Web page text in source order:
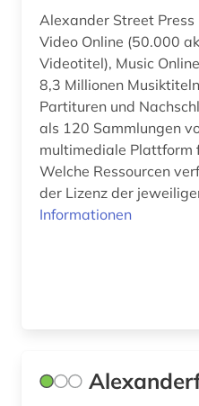
england (3)
englisch (5)
enzyklopädie (5)
ephemera (1)
epistulae (1)
Alexander Street
Video Online (50.000
Videotitel), Music
8,3 Millionen
Partituren und
als 120 Sammlungen
multimediale Plattform
Welche Ressourcen
der Lizenz der
Informationen